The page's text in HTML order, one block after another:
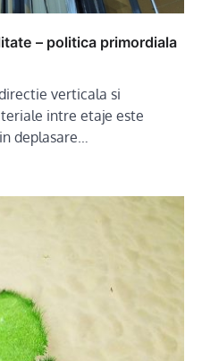
– politica primordiala
verticala si
intre etaje este
deplasare…